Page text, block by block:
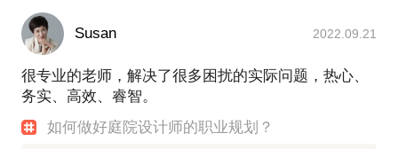
量具体化的描述你的问题，这样有助于我们更高效的
进行沟通，最大化的利用我们讨论话题的时间。请通
过邮件的方式把你的问题提前发给我，方便我做更为
精确的准备。期待与你的见面
2017 园集奖专家评委
2016 年度 园集奖 新锐设计师/最佳作品奖
2015 年度 篮圈奖
2015 年度中国景观行业领军人才
代表作品：
“乾唐墅”示范区景观软装项目-绿地集团
“世界人工智能大会”主会场景观项目-西岸集团
Susan 2022.09.21
很专业的老师，解决了很多困扰的实际问题，热心、
务实、高效、睿智。
如何做好庭院设计师的职业规划？